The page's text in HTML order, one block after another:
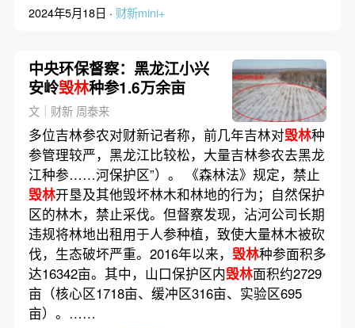
2024年5月18日 · 财新mini+
中央环保督察：黑龙江小兴
安岭毁林种参1.6万余亩
文｜财新 周泰来
多位吉林参农对财新记者称，前几年吉林对毁林种
参管理较严，黑龙江比较松，大量吉林参农去黑龙
江种参……河保护区”）。 《森林法》规定，禁止
毁林开垦及其他毁坏林木和林地的行为；自然保护
区的林木，禁止采伐。但督察发现，沾河公司长期
违规将林地出租用于人参种植，致使大量林木被砍
伐，生态破坏严重。2016年以来， 毁林种参面积多
达16342亩。其中，山口保护区内毁林面积约2729
亩（核心区1718亩、缓冲区316亩、实验区695
亩）。……